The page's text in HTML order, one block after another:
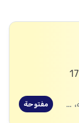
تلدو، حمص, الحولة، حمص مفتوحة